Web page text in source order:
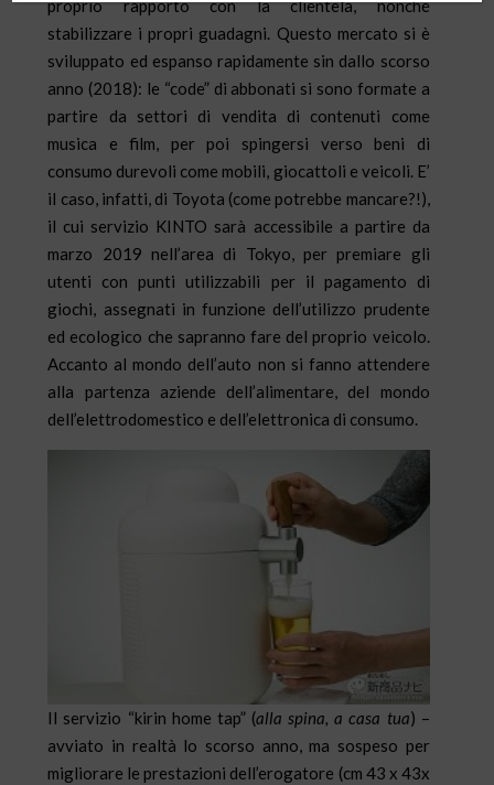
proprio rapporto con la clientela, nonché
stabilizzare i propri guadagni. Questo mercato si è
sviluppato ed espanso rapidamente sin dallo scorso
anno (2018): le “code” di abbonati si sono formate a
partire da settori di vendita di contenuti come
musica e film, per poi spingersi verso beni di
consumo durevoli come mobili, giocattoli e veicoli. E’
il caso, infatti, di Toyota (come potrebbe mancare?!),
il cui servizio KINTO sarà accessibile a partire da
marzo 2019 nell’area di Tokyo, per premiare gli
utenti con punti utilizzabili per il pagamento di
giochi, assegnati in funzione dell’utilizzo prudente
ed ecologico che sapranno fare del proprio veicolo.
Accanto al mondo dell’auto non si fanno attendere
alla partenza aziende dell’alimentare, del mondo
dell’elettrodomestico e dell’elettronica di consumo.
Il servizio “kirin home tap” (alla spina, a casa tua) –
avviato in realtà lo scorso anno, ma sospeso per
migliorare le prestazioni dell’erogatore (cm 43 x 43x